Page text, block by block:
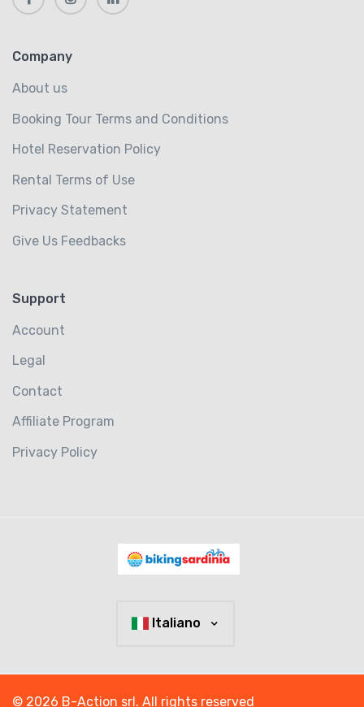
Company
About us
Booking Tour Terms and Conditions
Hotel Reservation Policy
Rental Terms of Use
Privacy Statement
Give Us Feedbacks
Support
Account
Legal
Contact
Affiliate Program
Privacy Policy
Italiano
© 2026 B-Action srl. All rights reserved